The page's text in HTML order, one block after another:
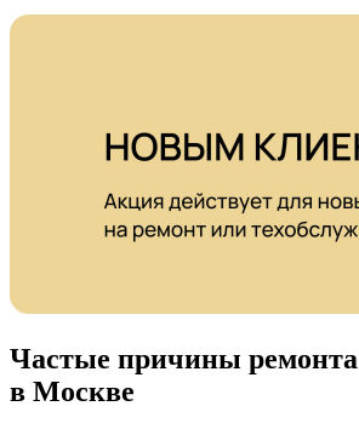
Частые причины ремонта
в Москве